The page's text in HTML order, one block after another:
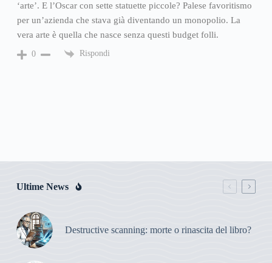
‘arte’. E l’Oscar con sette statuette piccole? Palese favoritismo
per un’azienda che stava già diventando un monopolio. La
vera arte è quella che nasce senza questi budget folli.
0 Rispondi
Ultime News
Destructive scanning: morte o rinascita del libro?